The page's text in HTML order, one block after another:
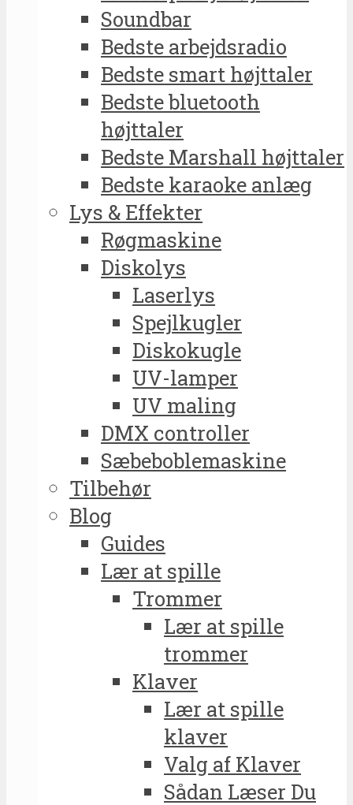
Soundbar
Bedste arbejdsradio
Bedste smart højttaler
Bedste bluetooth
højttaler
Bedste Marshall højttaler
Bedste karaoke anlæg
Lys & Effekter
Røgmaskine
Diskolys
Laserlys
Spejlkugler
Diskokugle
UV-lamper
UV maling
DMX controller
Sæbeboblemaskine
Tilbehør
Blog
Guides
Lær at spille
Trommer
Lær at spille
trommer
Klaver
Lær at spille
klaver
Valg af Klaver
Sådan Læser Du